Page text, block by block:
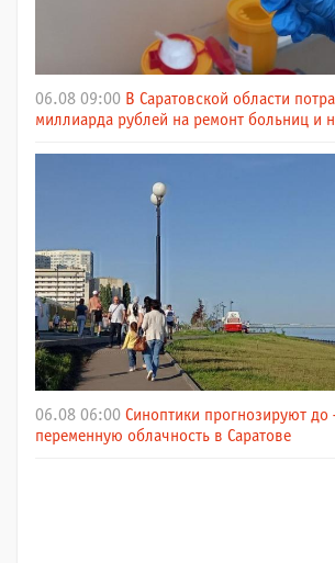
06.08 09:00 В Саратовской области
миллиарда рублей на ремонт больниц и
06.08 06:00 Синоптики прогнозируют до
переменную облачность в Саратове